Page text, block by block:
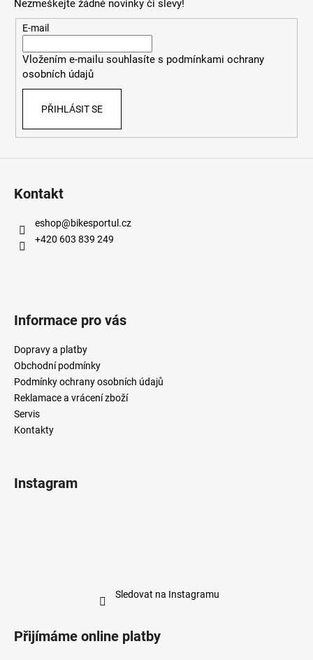
Nezmeškejte žádné novinky či slevy!
E-mail
Vložením e-mailu souhlasíte s podmínkami ochrany
osobních údajů
PŘIHLÁSIT SE
Kontakt
eshop@bikesportul.cz
+420 603 839 249
Informace pro vás
Dopravy a platby
Obchodní podmínky
Podmínky ochrany osobních údajů
Reklamace a vrácení zboží
Servis
Kontakty
Instagram
Sledovat na Instagramu
Přijímáme online platby